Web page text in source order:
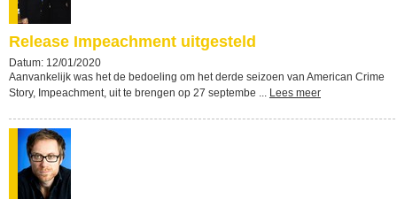
Release Impeachment uitgesteld
Datum: 12/01/2020
Aanvankelijk was het de bedoeling om het derde seizoen van American Crime
Story, Impeachment, uit te brengen op 27 septembe ... Lees meer